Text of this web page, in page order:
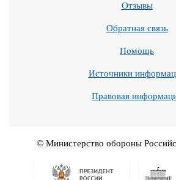
Отзывы
Обратная связь
Помощь
Источники
Правовая
© Министерство обороны